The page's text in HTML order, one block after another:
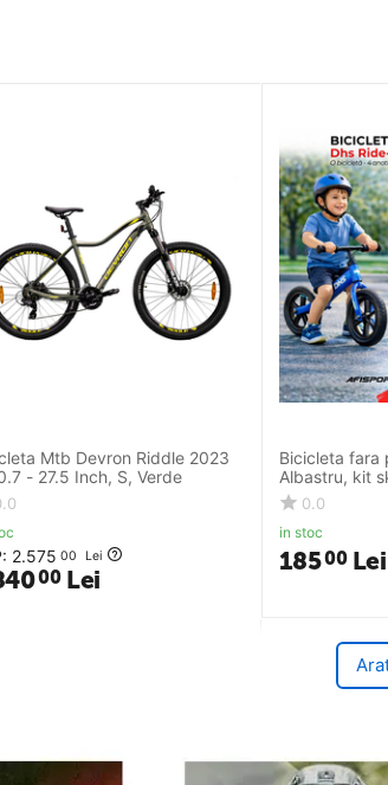
Mtb Devron Riddle 2023
- 27.5 Inch, S, Verde
2.575 00 Lei
00 Lei
Bicicleta fara
Albastru, kit
0.0
in stoc
18500 Lei